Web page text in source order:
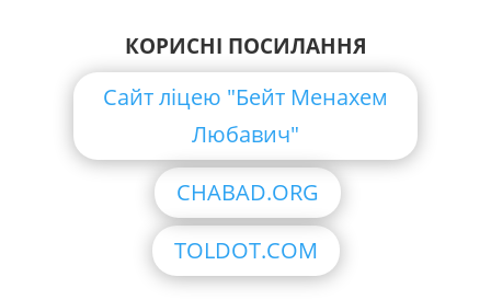
КОРИСНІ ПОСИЛАННЯ
Сайт ліцею "Бейт Менахем
Любавич"
CHABAD.ORG
TOLDOT.COM